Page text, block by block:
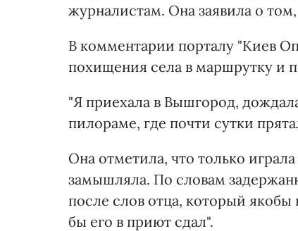
журналистам. Она заявила о
В комментарии порталу "Киев
похищения села в маршрутку и
"Я приехала в Вышгород,
пилораме, где почти сутки
Она отметила, что только
замышляла. По словам
после слов отца, который
бы его в приют сдал".